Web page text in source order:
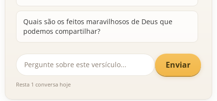
Quais são os feitos maravilhosos de Deus que
podemos compartilhar?
Enviar
Resta 1 conversa hoje